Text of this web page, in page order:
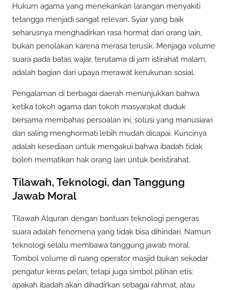
Hukum agama yang menekankan larangan menyakiti
tetangga menjadi sangat relevan. Syiar yang baik
seharusnya menghadirkan rasa hormat dari orang lain,
bukan penolakan karena merasa terusik. Menjaga volume
suara pada batas wajar, terutama di jam istirahat malam,
adalah bagian dari upaya merawat kerukunan sosial.
Pengalaman di berbagai daerah menunjukkan bahwa
ketika tokoh agama dan tokoh masyarakat duduk
bersama membahas persoalan ini, solusi yang manusiawi
dan saling menghormati lebih mudah dicapai. Kuncinya
adalah kesediaan untuk mengakui bahwa ibadah tidak
boleh mematikan hak orang lain untuk beristirahat.
Tilawah, Teknologi, dan Tanggung
Jawab Moral
Tilawah Alquran dengan bantuan teknologi pengeras
suara adalah fenomena yang tidak bisa dihindari. Namun
teknologi selalu membawa tanggung jawab moral.
Tombol volume di ruang operator masjid bukan sekadar
pengatur keras pelan, tetapi juga simbol pilihan etis:
apakah ibadah akan dihadirkan sebagai rahmat, atau